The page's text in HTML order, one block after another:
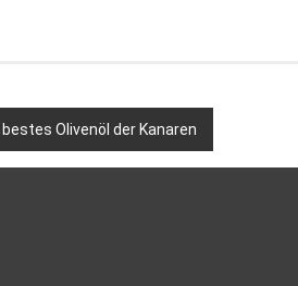
Olivenöl der Kanaren